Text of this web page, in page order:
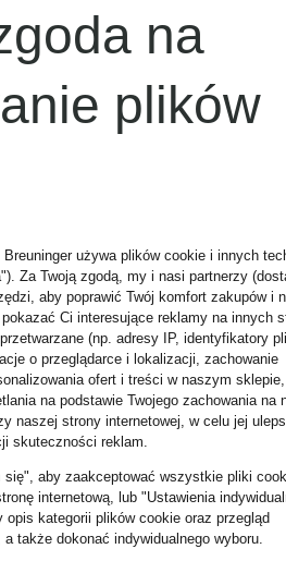
cena:
ARIELLE
na
plików
Breuninger używa plików cookie i innych
Za Twoją zgodą, my i nasi partnerzy
aby poprawić Twój komfort zakupów i
Ci interesujące reklamy na innych
(np. adresy IP, identyfikatory
o przeglądarce i lokalizacji, zachowanie
ofert i treści w naszym sklepie,
na podstawie Twojego zachowania na
naszej strony internetowej, w celu jej
skuteczności reklam.
się", aby zaakceptować wszystkie pliki
internetową, lub "Ustawienia
opis kategorii plików cookie oraz przegląd
także dokonać indywidualnego wyboru.